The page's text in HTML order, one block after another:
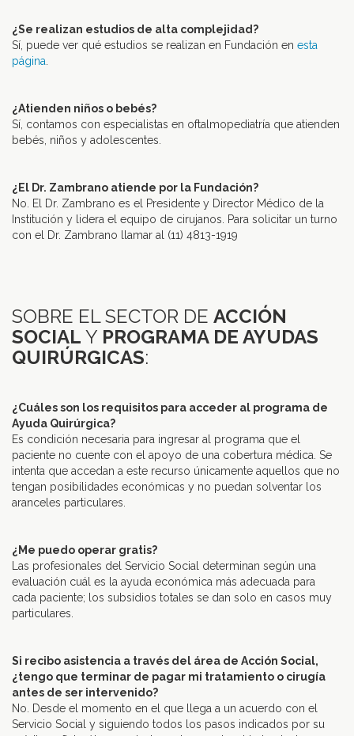
¿Se realizan estudios de alta complejidad?
Sí, puede ver qué estudios se realizan en Fundación en esta
página
¿Atienden niños o bebés?
Sí, contamos con especialistas en oftalmopediatría que atienden
bebés, niños y adolescentes.
¿El Dr. Zambrano atiende por la Fundación?
No. El Dr. Zambrano es el Presidente y Director Médico de la
Institución y lidera el equipo de cirujanos. Para solicitar un turno
con el Dr. Zambrano llamar al (11) 4813-1919
SOBRE EL SECTOR DE ACCIÓN
SOCIAL Y PROGRAMA DE AYUDAS
QUIRÚRGICAS:
¿Cuáles son los requisitos para acceder al programa de
Ayuda Quirúrgica?
Es condición necesaria para ingresar al programa que el
paciente no cuente con el apoyo de una cobertura médica. Se
intenta que accedan a este recurso únicamente aquellos que no
tengan posibilidades económicas y no puedan solventar los
aranceles particulares.
¿Me puedo operar gratis?
Las profesionales del Servicio Social determinan según una
evaluación cuál es la ayuda económica más adecuada para
cada paciente; los subsidios totales se dan solo en casos muy
particulares.
Si recibo asistencia a través del área de Acción Social,
¿tengo que terminar de pagar mi tratamiento o cirugía
antes de ser intervenido?
No. Desde el momento en el que llega a un acuerdo con el
Servicio Social y siguiendo todos los pasos indicados por su